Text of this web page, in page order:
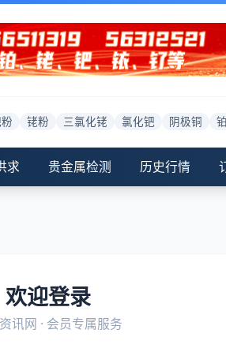
铑粉 三氯化铑 氯化钯 阴极铜 铂
求 贵金属检测 历史行情
欢迎登录
讯网 · 会员专属服务